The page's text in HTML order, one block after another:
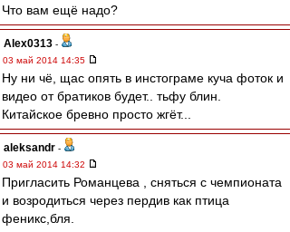
Что вам ещё надо?
Alex0313 -
03 май 2014 14:35
Ну ни чё, щас опять в инстограме куча фоток и
видео от братиков будет.. тьфу блин.
Китайское бревно просто жгёт...
aleksandr -
03 май 2014 14:32
Пригласить Романцева , сняться с чемпионата
и возродиться через пердив как птица
феникс,бля.